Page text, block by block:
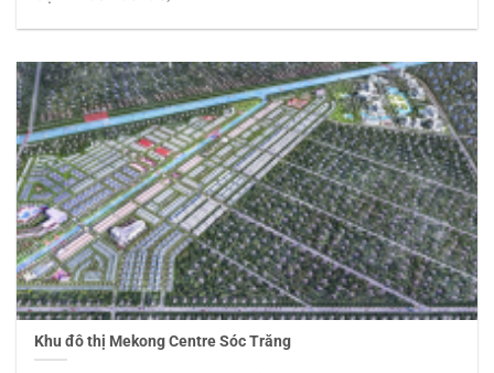
Khu đô thị Mekong Centre Sóc Trăng